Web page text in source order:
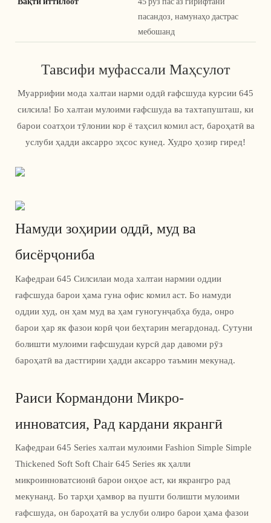
пасандоз, намунаҳо дастрас
мебошанд
Тавсифи муфассали Маҳсулот
Муаррифии мода халтаи нарми оддӣ ғафсшуда курсии 645
силсила! Бо халтаи мулоими ғафсшуда ва тахтапушташ, ки
барои соатҳои тӯлонии кор ё таҳсил комил аст, бароҳатӣ ва
услуби ҳадди аксарро эҳсос кунед. Худро ҳозир гиред!
Намуди зоҳирии оддӣ, муд ва
бисёрҷониба
Кафедраи 645 Силсилаи мода халтаи нармии оддии
ғафсшуда барои ҳама гуна офис комил аст. Бо намуди
оддии худ, он ҳам муд ва ҳам гуногунҷабҳа буда, онро
барои ҳар як фазои корӣ ҷои беҳтарин мегардонад. Сутуни
болишти мулоими ғафсшудаи курсӣ дар давоми рӯз
бароҳатӣ ва дастгирии ҳадди аксарро таъмин мекунад.
Раиси Кормандони Микро-
инноватсия, Рад кардани якрангӣ
Кафедраи 645 Series халтаи мулоими Fashion Simple Simple
Thickened Soft Soft Chair 645 Series як ҳалли
микроинноватсионӣ барои онҳое аст, ки якрангро рад
мекунанд. Бо тарҳи ҳамвор ва пушти болишти мулоими
ғафсшуда, он бароҳатӣ ва услуби олиро барои ҳама фазои